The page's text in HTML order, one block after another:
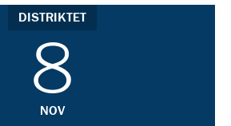
DISTRIKTET
8
NOV